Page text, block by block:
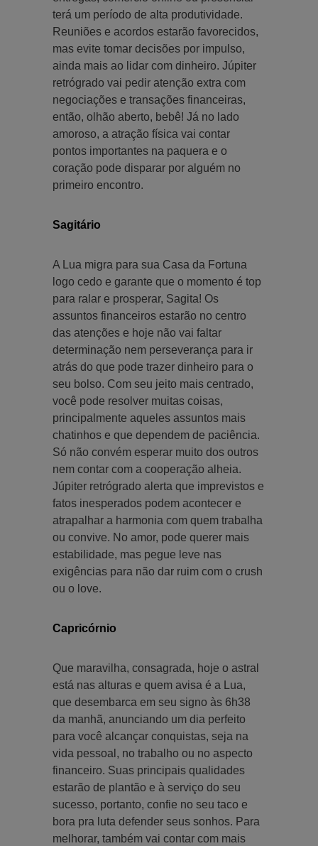
terá um período de alta produtividade.
Reuniões e acordos estarão favorecidos,
mas evite tomar decisões por impulso,
ainda mais ao lidar com dinheiro. Júpiter
retrógrado vai pedir atenção extra com
negociações e transações financeiras,
então, olhão aberto, bebê! Já no lado
amoroso, a atração física vai contar
pontos importantes na paquera e o
coração pode disparar por alguém no
primeiro encontro.
Sagitário
A Lua migra para sua Casa da Fortuna
logo cedo e garante que o momento é top
para ralar e prosperar, Sagita! Os
assuntos financeiros estarão no centro
das atenções e hoje não vai faltar
determinação nem perseverança para ir
atrás do que pode trazer dinheiro para o
seu bolso. Com seu jeito mais centrado,
você pode resolver muitas coisas,
principalmente aqueles assuntos mais
chatinhos e que dependem de paciência.
Só não convém esperar muito dos outros
nem contar com a cooperação alheia.
Júpiter retrógrado alerta que imprevistos e
fatos inesperados podem acontecer e
atrapalhar a harmonia com quem trabalha
ou convive. No amor, pode querer mais
estabilidade, mas pegue leve nas
exigências para não dar ruim com o crush
ou o love.
Capricórnio
Que maravilha, consagrada, hoje o astral
está nas alturas e quem avisa é a Lua,
que desembarca em seu signo às 6h38
da manhã, anunciando um dia perfeito
para você alcançar conquistas, seja na
vida pessoal, no trabalho ou no aspecto
financeiro. Suas principais qualidades
estarão de plantão e à serviço do seu
sucesso, portanto, confie no seu taco e
bora pra luta defender seus sonhos. Para
melhorar, também vai contar com mais